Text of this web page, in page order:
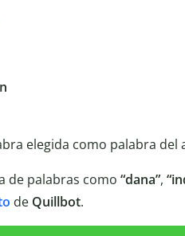
elegida como palabra del
de palabras como “dana”,
de Quillbot.